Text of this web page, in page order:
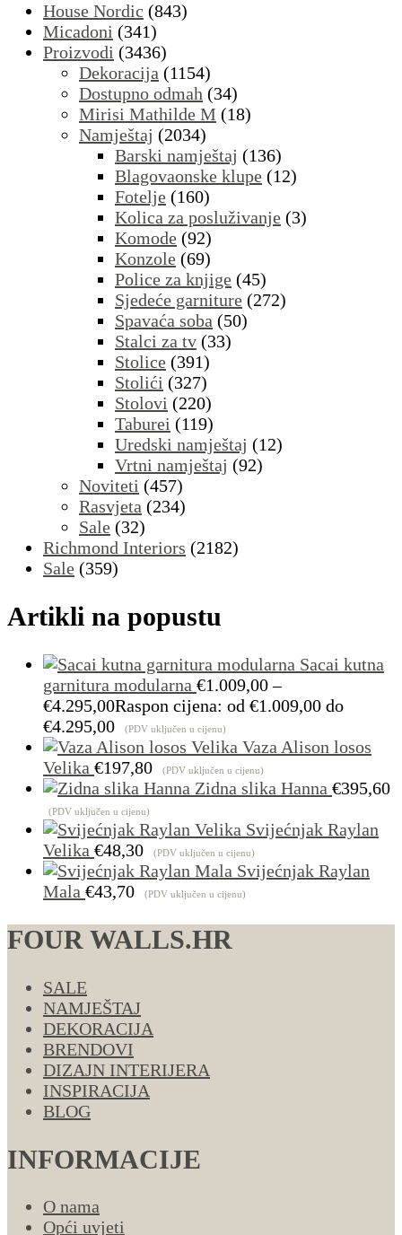
House Nordic (843)
Micadoni (341)
Proizvodi (3436)
Dekoracija (1154)
Dostupno odmah (34)
Mirisi Mathilde M (18)
Namještaj (2034)
Barski namještaj (136)
Blagovaonske klupe (12)
Fotelje (160)
Kolica za posluživanje (3)
Komode (92)
Konzole (69)
Police za knjige (45)
Sjedeće garniture (272)
Spavaća soba (50)
Stalci za tv (33)
Stolice (391)
Stolići (327)
Stolovi (220)
Taburei (119)
Uredski namještaj (12)
Vrtni namještaj (92)
Noviteti (457)
Rasvjeta (234)
Sale (32)
Richmond Interiors (2182)
Sale (359)
Artikli na popustu
Sacai kutna
garnitura modularna €1.009,00 –
€4.295,00Raspon cijena: od €1.009,00 do
€4.295,00
(PDV uključen u cijenu)
Vaza Alison losos
Velika €197,80 (PDV uključen u cijenu)
Zidna slika Hanna €395,60
(PDV uključen u cijenu)
Svijećnjak Raylan
Velika €48,30 (PDV uključen u cijenu)
Svijećnjak Raylan
Mala €43,70 (PDV uključen u cijenu)
FOUR WALLS.HR
SALE
NAMJEŠTAJ
DEKORACIJA
BRENDOVI
DIZAJN INTERIJERA
INSPIRACIJA
BLOG
INFORMACIJE
O nama
Opći uvjeti